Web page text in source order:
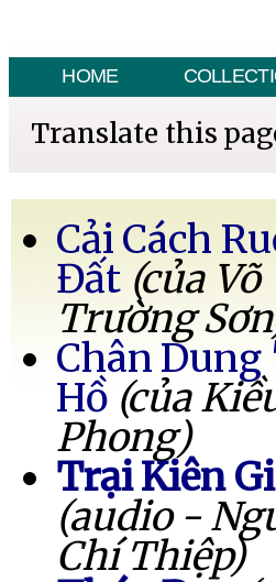
HOME
Translate this
Cải Cách
Đất (của Võ
Trường
Chân Dung
Hồ (của
Phong)
Trại Kiên
(audio -
Chí Thiệp)